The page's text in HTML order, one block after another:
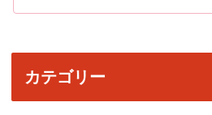
カテゴリー